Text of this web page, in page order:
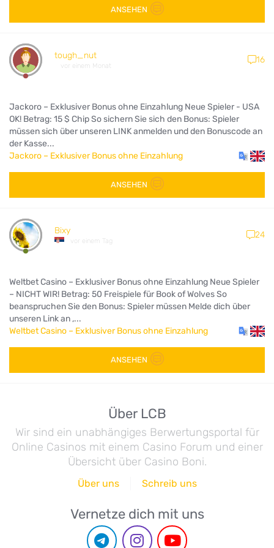
ANSEHEN
tough_nut
vor einem Monat
16
Jackoro – Exklusiver Bonus ohne Einzahlung Neue Spieler - USA
OK! Betrag: 15 $ Chip So sichern Sie sich den Bonus: Spieler
müssen sich über unseren LINK anmelden und den Bonuscode an
der Kasse...
Jackoro – Exklusiver Bonus ohne Einzahlung
ANSEHEN
Bixy
vor einem Tag
24
Weltbet Casino – Exklusiver Bonus ohne Einzahlung Neue Spieler
– NICHT WIR! Betrag: 50 Freispiele für Book of Wolves So
beanspruchen Sie den Bonus: Spieler müssen Melde dich über
unseren Link an ,...
Weltbet Casino – Exklusiver Bonus ohne Einzahlung
ANSEHEN
Über LCB
Wir sind ein unabhängiges Berwertungsportal für
Online Casinos mit einem Casino Forum und einer
Übersicht über Casino Boni.
Über uns Schreib uns
Vernetze dich mit uns